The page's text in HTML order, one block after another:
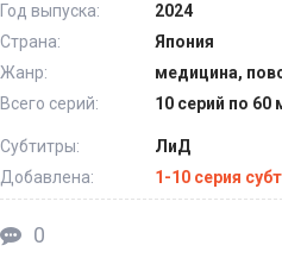
Год выпуска:
2024
Страна:
Япония
Жанр:
медицина,
Всего серий:
10 серий по 60
Субтитры:
ЛиД
Добавлена:
1-10 серия
0